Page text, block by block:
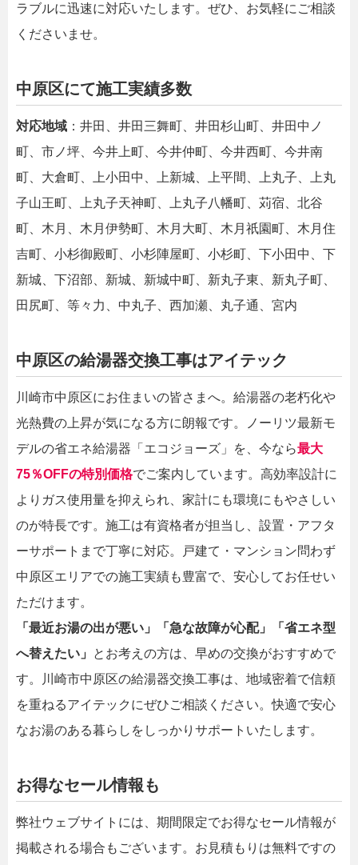
ラブルに迅速に対応いたします。ぜひ、お気軽にご相談
くださいませ。
中原区にて施工実績多数
対応地域 ：井田、井田三舞町、井田杉山町、井田中ノ
町、市ノ坪、今井上町、今井仲町、今井西町、今井南
町、大倉町、上小田中、上新城、上平間、上丸子、上丸
子山王町、上丸子天神町、上丸子八幡町、苅宿、北谷
町、木月、木月伊勢町、木月大町、木月祇園町、木月住
吉町、小杉御殿町、小杉陣屋町、小杉町、下小田中、下
新城、下沼部、新城、新城中町、新丸子東、新丸子町、
田尻町、等々力、中丸子、西加瀬、丸子通、宮内
中原区の給湯器交換工事はアイテック
川崎市中原区にお住まいの皆さまへ。給湯器の老朽化や
光熱費の上昇が気になる方に朗報です。ノーリツ最新モ
デルの省エネ給湯器「エコジョーズ」を、今なら最大
75％OFFの特別価格でご案内しています。高効率設計に
よりガス使用量を抑えられ、家計にも環境にもやさしい
のが特長です。施工は有資格者が担当し、設置・アフタ
ーサポートまで丁寧に対応。戸建て・マンション問わず
中原区エリアでの施工実績も豊富で、安心してお任せい
ただけます。
「最近お湯の出が悪い」「急な故障が心配」「省エネ型
へ替えたい」
とお考えの方は、早めの交換がおすすめで
す。川崎市中原区の給湯器交換工事は、地域密着で信頼
を重ねるアイテックにぜひご相談ください。快適で安心
なお湯のある暮らしをしっかりサポートいたします。
お得なセール情報も
弊社ウェブサイトには、期間限定でお得なセール情報が
掲載される場合もございます。お見積もりは無料ですの